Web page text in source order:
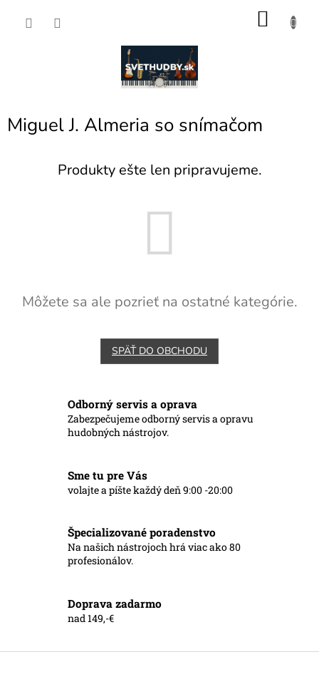
Miguel J. Almeria so snímačom
Produkty ešte len pripravujeme.
Môžete sa ale pozrieť na ostatné kategórie.
SPÄŤ DO OBCHODU
Odborný servis a oprava
Zabezpečujeme odborný servis a opravu
hudobných nástrojov.
Sme tu pre Vás
volajte a píšte každý deň 9:00 -20:00
Špecializované poradenstvo
Na našich nástrojoch hrá viac ako 80
profesionálov.
Doprava zadarmo
nad 149,-€
Z